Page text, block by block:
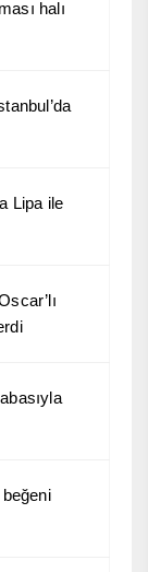
halı
Lipa ile